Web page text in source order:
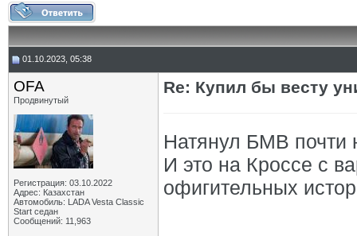
01.10.2023, 05:38
OFA
Продвинутый
Регистрация: 03.10.2022
Адрес: Казахстан
Автомобиль: LADA Vesta Classic
Start седан
Сообщений: 11,963
Re: Купил бы весту
Натянул БМВ почти
И это на Кроссе с
офигительных